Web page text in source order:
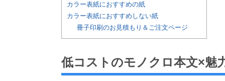
カラー表紙におすすめの紙
カラー表紙におすすめしない紙
冊子印刷のお見積もり＆ご注文ページ
低コストのモノクロ本文×魅